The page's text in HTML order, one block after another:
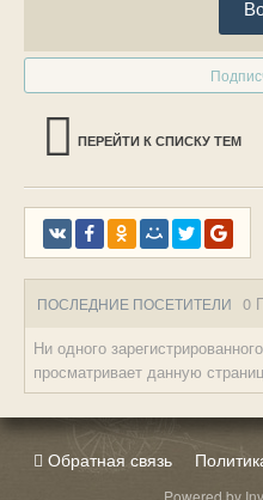
ПЕРЕЙТИ К СПИСКУ ТЕМ
ПОСЛЕДНИЕ ПОСЕТИТЕЛИ 0
Ни одного
просматривает данную
Обратная связь
Powered by